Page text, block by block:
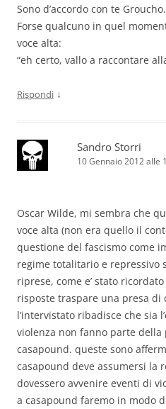
Sono d’accordo con te Groucho.
Forse qualcuno in quel
voce alta:
“eh certo, vallo a raccontare
Rispondi ↓
Sandro Storri
10 Gennaio 2012 alle
Oscar Wilde, mi sembra che
voce alta (non era quello il
questione del fascismo come
regime totalitario e repressivo
riprese, come e’ stato
risposte traspare una presa di
l’intervistato ribadisce che sia
violenza non fanno parte della
casapound. queste sono
casapound deve assumersi la
dovessero avvenire eventi di
a casapound faremo in modo